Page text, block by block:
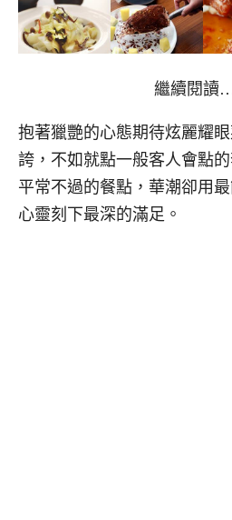
繼續閱
抱著獵艷的心態期待炫麗耀
誇，不如就點一般客人會點
平常不過的餐點，華潮卻用
心靈刻下最深的滿足。